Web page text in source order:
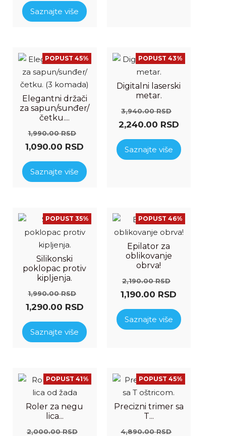
Saznajte više
POPUST 45%
Elegantni držači
za sapun/sunđer/
četku....
1,990.00RSD
1,090.00 RSD
Saznajte više
POPUST 43%
Digitalni laserski
metar.
3,940.00RSD
2,240.00 RSD
Saznajte više
POPUST 35%
Silikonski
poklopac protiv
kipljenja.
1,990.00RSD
1,290.00 RSD
Saznajte više
POPUST 46%
Epilator za
oblikovanje
obrva!
2,190.00RSD
1,190.00 RSD
Saznajte više
POPUST 41%
Roler za negu
lica...
2,000.00RSD
POPUST 45%
Precizni trimer sa
T...
4,890.00RSD